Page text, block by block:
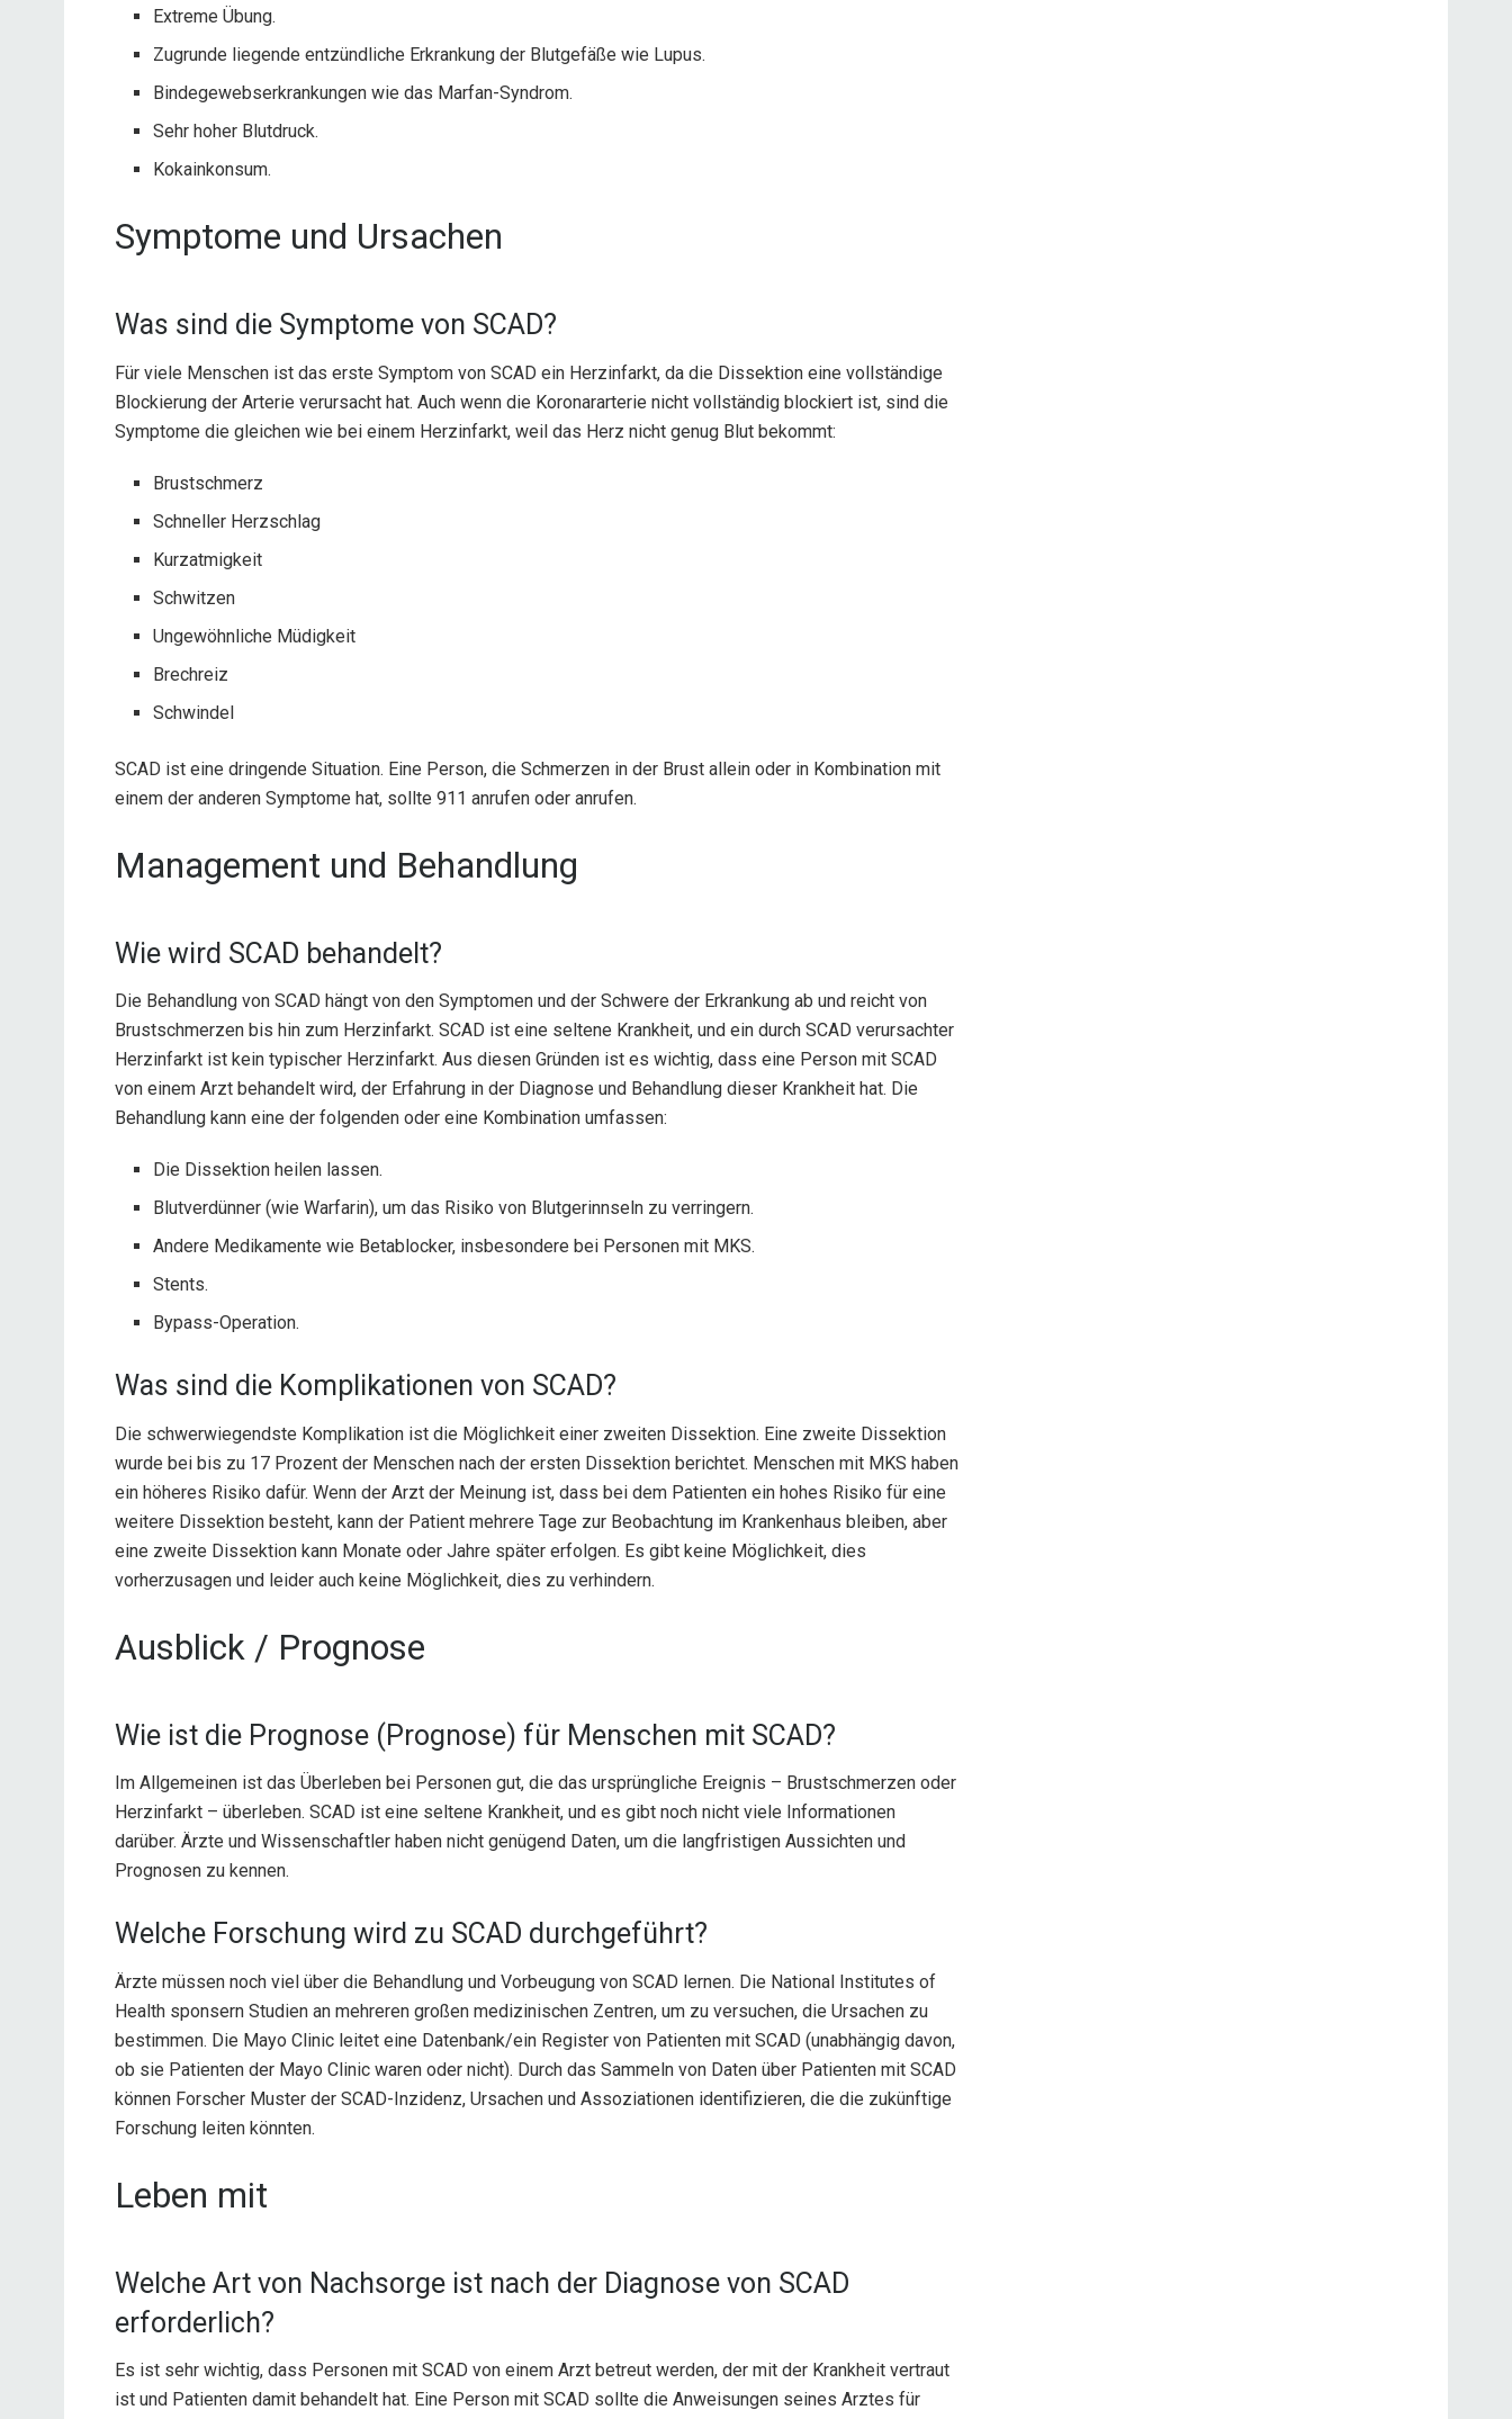
Extreme Übung.
Zugrunde liegende entzündliche Erkrankung der Blutgefäße wie Lupus.
Bindegewebserkrankungen wie das Marfan-Syndrom.
Sehr hoher Blutdruck.
Kokainkonsum.
Symptome und Ursachen
Was sind die Symptome von SCAD?
Für viele Menschen ist das erste Symptom von SCAD ein Herzinfarkt, da die Dissektion eine vollständige
Blockierung der Arterie verursacht hat. Auch wenn die Koronararterie nicht vollständig blockiert ist, sind die
Symptome die gleichen wie bei einem Herzinfarkt, weil das Herz nicht genug Blut bekommt:
Brustschmerz
Schneller Herzschlag
Kurzatmigkeit
Schwitzen
Ungewöhnliche Müdigkeit
Brechreiz
Schwindel
SCAD ist eine dringende Situation. Eine Person, die Schmerzen in der Brust allein oder in Kombination mit
einem der anderen Symptome hat, sollte 911 anrufen oder anrufen.
Management und Behandlung
Wie wird SCAD behandelt?
Die Behandlung von SCAD hängt von den Symptomen und der Schwere der Erkrankung ab und reicht von
Brustschmerzen bis hin zum Herzinfarkt. SCAD ist eine seltene Krankheit, und ein durch SCAD verursachter
Herzinfarkt ist kein typischer Herzinfarkt. Aus diesen Gründen ist es wichtig, dass eine Person mit SCAD
von einem Arzt behandelt wird, der Erfahrung in der Diagnose und Behandlung dieser Krankheit hat. Die
Behandlung kann eine der folgenden oder eine Kombination umfassen:
Die Dissektion heilen lassen.
Blutverdünner (wie Warfarin), um das Risiko von Blutgerinnseln zu verringern.
Andere Medikamente wie Betablocker, insbesondere bei Personen mit MKS.
Stents.
Bypass-Operation.
Was sind die Komplikationen von SCAD?
Die schwerwiegendste Komplikation ist die Möglichkeit einer zweiten Dissektion. Eine zweite Dissektion
wurde bei bis zu 17 Prozent der Menschen nach der ersten Dissektion berichtet. Menschen mit MKS haben
ein höheres Risiko dafür. Wenn der Arzt der Meinung ist, dass bei dem Patienten ein hohes Risiko für eine
weitere Dissektion besteht, kann der Patient mehrere Tage zur Beobachtung im Krankenhaus bleiben, aber
eine zweite Dissektion kann Monate oder Jahre später erfolgen. Es gibt keine Möglichkeit, dies
vorherzusagen und leider auch keine Möglichkeit, dies zu verhindern.
Ausblick / Prognose
Wie ist die Prognose (Prognose) für Menschen mit SCAD?
Im Allgemeinen ist das Überleben bei Personen gut, die das ursprüngliche Ereignis – Brustschmerzen oder
Herzinfarkt – überleben. SCAD ist eine seltene Krankheit, und es gibt noch nicht viele Informationen
darüber. Ärzte und Wissenschaftler haben nicht genügend Daten, um die langfristigen Aussichten und
Prognosen zu kennen.
Welche Forschung wird zu SCAD durchgeführt?
Ärzte müssen noch viel über die Behandlung und Vorbeugung von SCAD lernen. Die National Institutes of
Health sponsern Studien an mehreren großen medizinischen Zentren, um zu versuchen, die Ursachen zu
bestimmen. Die Mayo Clinic leitet eine Datenbank/ein Register von Patienten mit SCAD (unabhängig davon,
ob sie Patienten der Mayo Clinic waren oder nicht). Durch das Sammeln von Daten über Patienten mit SCAD
können Forscher Muster der SCAD-Inzidenz, Ursachen und Assoziationen identifizieren, die die zukünftige
Forschung leiten könnten.
Leben mit
Welche Art von Nachsorge ist nach der Diagnose von SCAD
erforderlich?
Es ist sehr wichtig, dass Personen mit SCAD von einem Arzt betreut werden, der mit der Krankheit vertraut
ist und Patienten damit behandelt hat. Eine Person mit SCAD sollte die Anweisungen seines Arztes für